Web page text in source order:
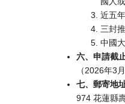
近五
三封
中國
六、申請截
（2026年3
七、郵寄地
974 花蓮縣